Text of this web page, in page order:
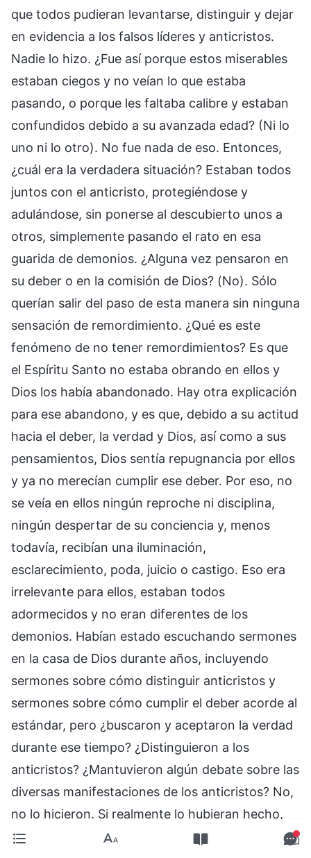
que todos pudieran levantarse, distinguir y dejar
en evidencia a los falsos líderes y anticristos.
Nadie lo hizo. ¿Fue así porque estos miserables
estaban ciegos y no veían lo que estaba
pasando, o porque les faltaba calibre y estaban
confundidos debido a su avanzada edad? (Ni lo
uno ni lo otro). No fue nada de eso. Entonces,
¿cuál era la verdadera situación? Estaban todos
juntos con el anticristo, protegiéndose y
adulándose, sin ponerse al descubierto unos a
otros, simplemente pasando el rato en esa
guarida de demonios. ¿Alguna vez pensaron en
su deber o en la comisión de Dios? (No). Sólo
querían salir del paso de esta manera sin ninguna
sensación de remordimiento. ¿Qué es este
fenómeno de no tener remordimientos? Es que
el Espíritu Santo no estaba obrando en ellos y
Dios los había abandonado. Hay otra explicación
para ese abandono, y es que, debido a su actitud
hacia el deber, la verdad y Dios, así como a sus
pensamientos, Dios sentía repugnancia por ellos
y ya no merecían cumplir ese deber. Por eso, no
se veía en ellos ningún reproche ni disciplina,
ningún despertar de su conciencia y, menos
todavía, recibían una iluminación,
esclarecimiento, poda, juicio o castigo. Eso era
irrelevante para ellos, estaban todos
adormecidos y no eran diferentes de los
demonios. Habían estado escuchando sermones
en la casa de Dios durante años, incluyendo
sermones sobre cómo distinguir anticristos y
sermones sobre cómo cumplir el deber acorde al
estándar, pero ¿buscaron y aceptaron la verdad
durante ese tiempo? ¿Distinguieron a los
anticristos? ¿Mantuvieron algún debate sobre las
diversas manifestaciones de los anticristos? No,
no lo hicieron. Si realmente lo hubieran hecho,
sin duda habría existido una minoría de personas